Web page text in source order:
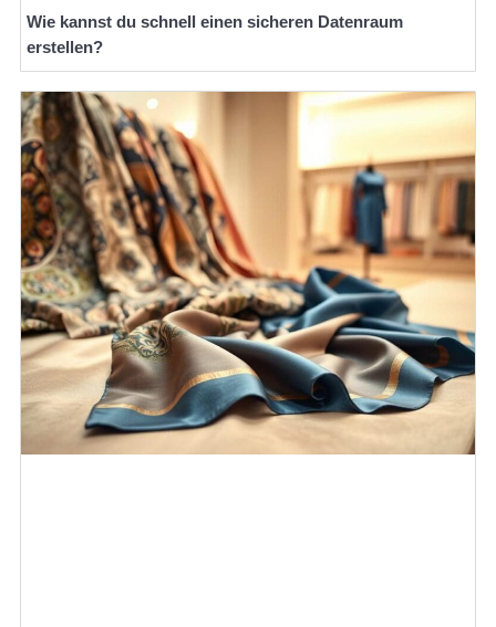
Wie kannst du schnell einen sicheren Datenraum
erstellen?